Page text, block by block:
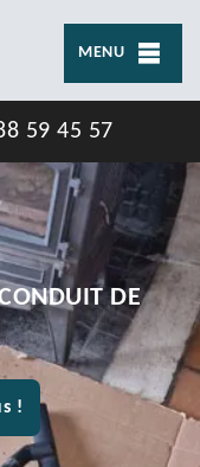
MENU
59 45 57
DE
!